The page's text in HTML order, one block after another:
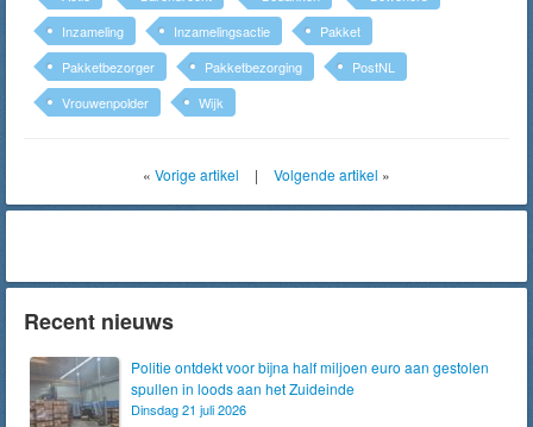
Inzameling
Inzamelingsactie
Pakket
Pakketbezorger
Pakketbezorging
PostNL
Vrouwenpolder
Wijk
« Vorige artikel | Volgende artikel »
Recent nieuws
Politie ontdekt voor bijna half miljoen euro aan gestolen
spullen in loods aan het Zuideinde
Dinsdag 21 juli 2026